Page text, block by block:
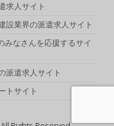
求人サイト
設業界の派遣求人サイト
みなさんを応援するサイ
派遣求人サイト
トサイト